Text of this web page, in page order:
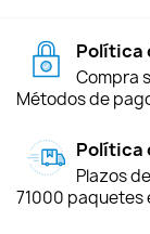
Política
Compra
Métodos de
Política
Plazos
71000 paquetes